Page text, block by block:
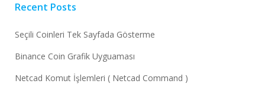
Recent Posts
Seçili Coinleri Tek Sayfada Gösterme
Binance Coin Grafik Uyguaması
Netcad Komut İşlemleri ( Netcad Command )